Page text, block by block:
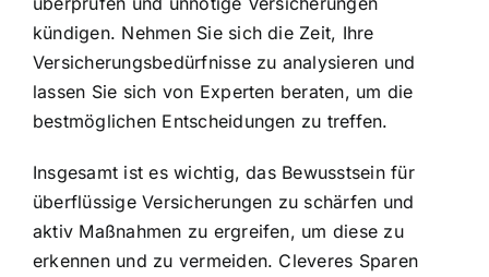
kündigen. Nehmen Sie sich die Zeit, Ihre
Versicherungsbedürfnisse zu analysieren und
lassen Sie sich von Experten beraten, um die
bestmöglichen Entscheidungen zu treffen.
Insgesamt ist es wichtig, das Bewusstsein für
überflüssige Versicherungen zu schärfen und
aktiv Maßnahmen zu ergreifen, um diese zu
erkennen und zu vermeiden. Cleveres Sparen